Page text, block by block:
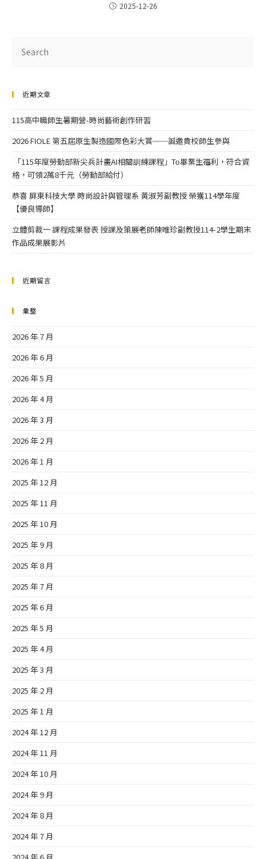
2025-12-26
近期文章
115高中職師生暑期營-時尚藝術創作研習
2026 FIOLE 第五屆原生製造國際色彩大賞──誠邀貴校師生參與
「115年度勞動部新尖兵計畫AI相關訓練課程」To畢業生福利，符合資
格，可領2萬8千元（勞動部給付）
恭喜 屏東科技大學 時尚設計與管理系 黃淑芳副教授 榮獲114學年度
【優良導師】
立體剪裁一 課程成果發表 授課及策展老師陳唯珍副教授114-2學生期末
作品成果展影片
近期留言
彙整
2026 年 7 月
2026 年 6 月
2026 年 5 月
2026 年 4 月
2026 年 3 月
2026 年 2 月
2026 年 1 月
2025 年 12 月
2025 年 11 月
2025 年 10 月
2025 年 9 月
2025 年 8 月
2025 年 7 月
2025 年 6 月
2025 年 5 月
2025 年 4 月
2025 年 3 月
2025 年 2 月
2025 年 1 月
2024 年 12 月
2024 年 11 月
2024 年 10 月
2024 年 9 月
2024 年 8 月
2024 年 7 月